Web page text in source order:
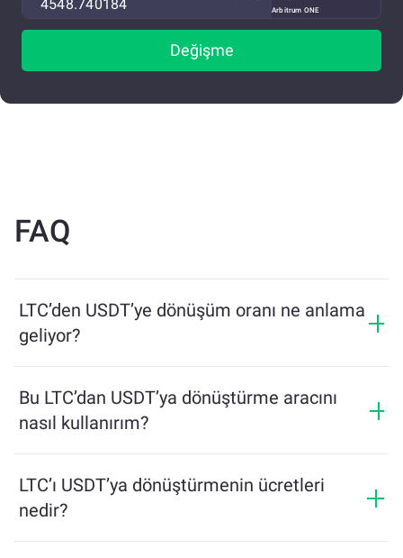
Arbitrum ONE
Değişme
FAQ
LTC’den USDT’ye dönüşüm oranı ne anlama
geliyor?
alacağınızı gösterir. Bu oran piyasa koşulları, arz ve
talep ile likiditeye bağlı olarak değişir.
Bu LTC’dan USDT’ya dönüştürme aracını
nasıl kullanırım?
alacağınız tahmini USDT miktarını gösterecektir.
Ardından, işlemi tamamlamak için adımları takip edin.
LTC’ı USDT’ya dönüştürmenin ücretleri
nedir?